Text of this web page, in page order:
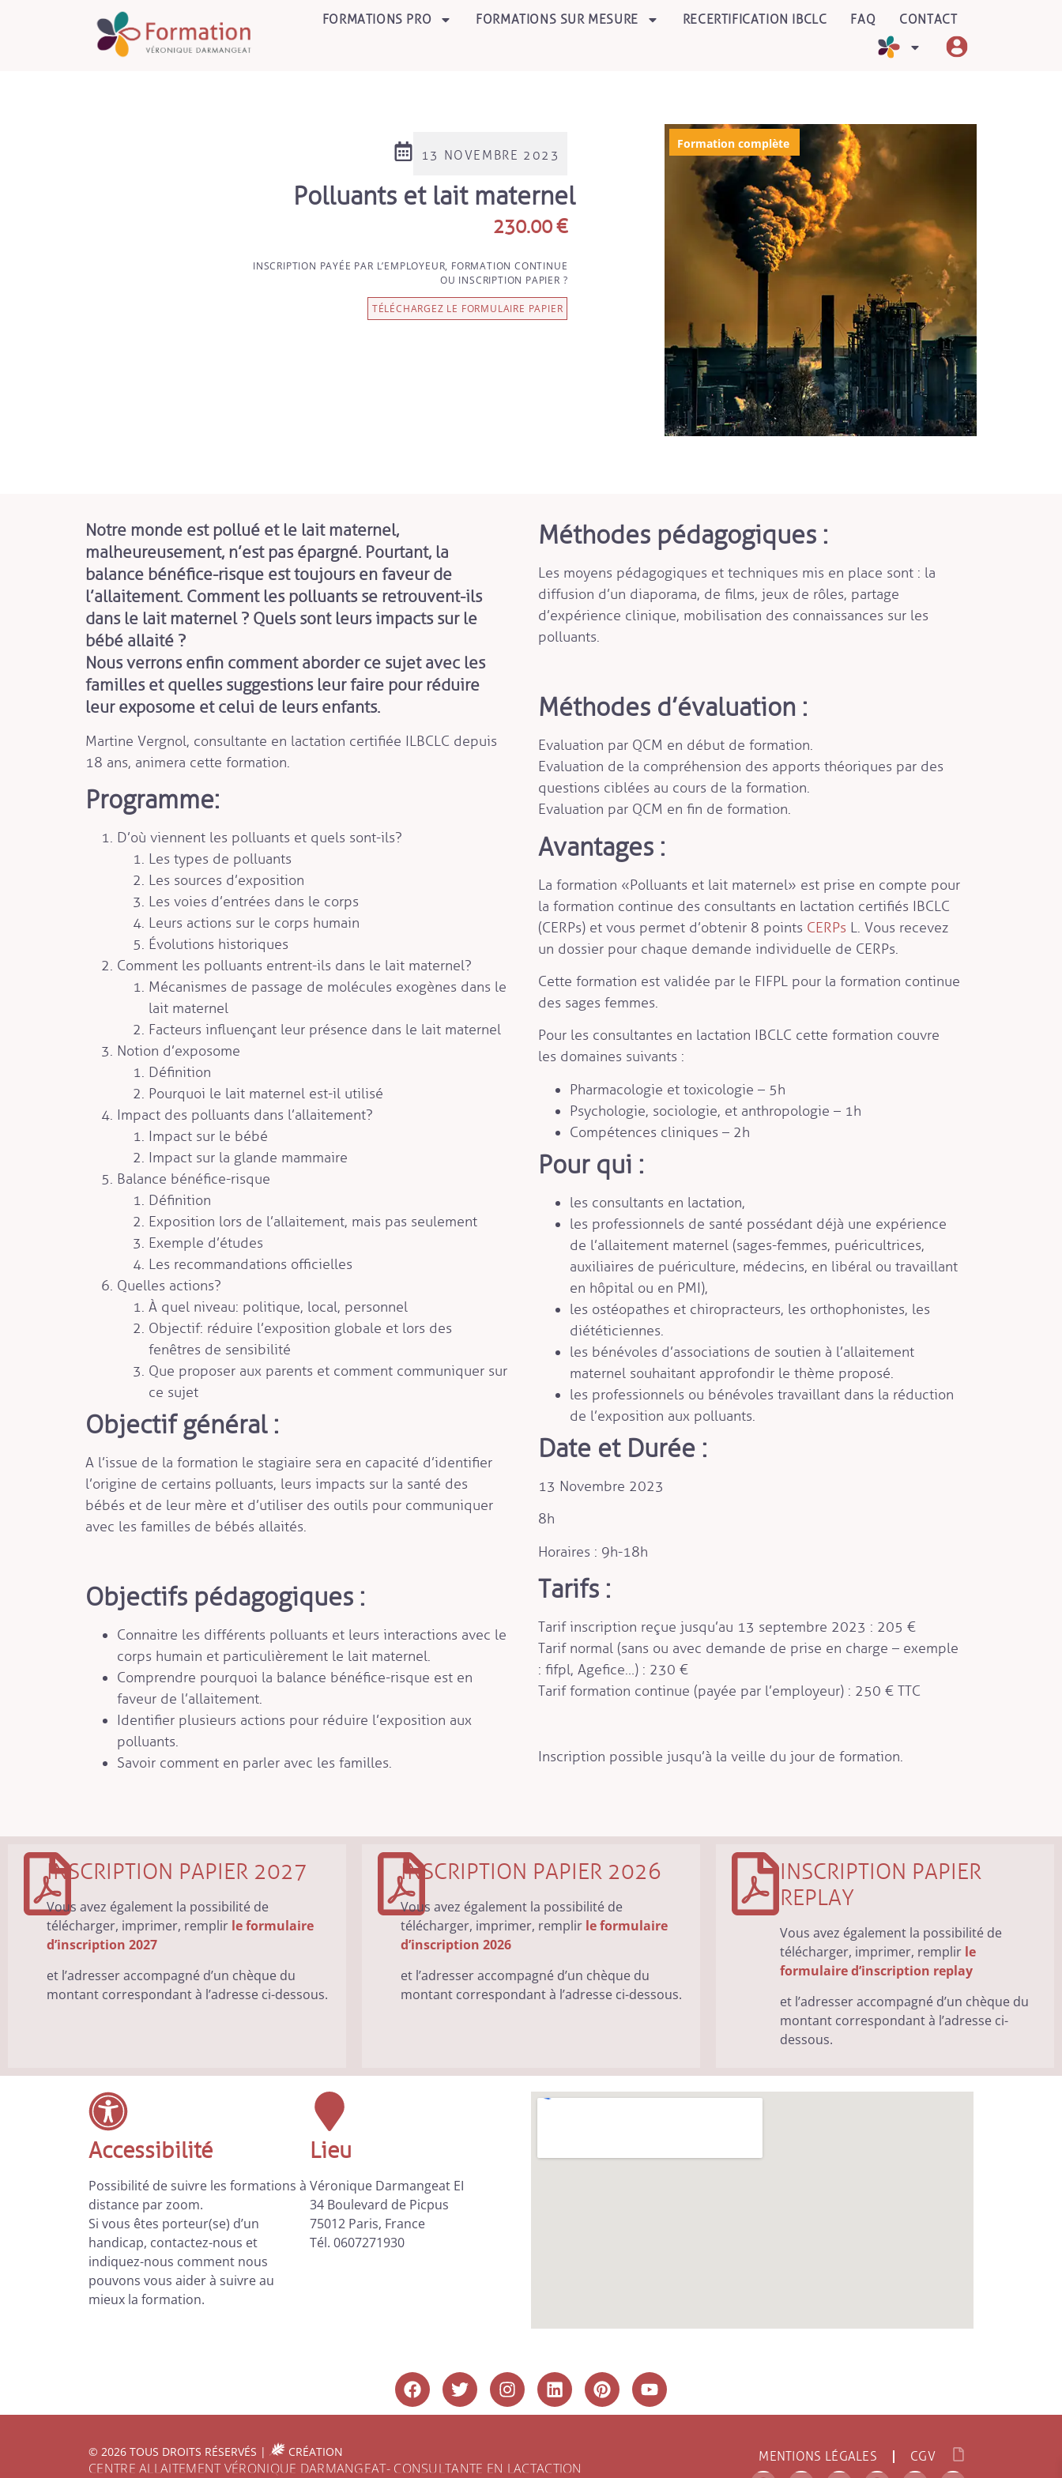
FORMATIONS PRO FORMATIONS SUR MESURE RECERTIFICATION IBCLC FAQ CONTACT
13 NOVEMBRE 2023
Polluants et lait maternel
230.00€
INSCRIPTION PAYÉE PAR L’EMPLOYEUR, FORMATION CONTINUE
OU INSCRIPTION PAPIER ?
TÉLÉCHARGEZ LE FORMULAIRE PAPIER
Formation complète
Notre monde est pollué et le lait maternel,
malheureusement, n’est pas épargné. Pourtant, la
balance bénéfice-risque est toujours en faveur de
l’allaitement. Comment les polluants se retrouvent-ils
dans le lait maternel ? Quels sont leurs impacts sur le
bébé allaité ?
Nous verrons enfin comment aborder ce sujet avec les
familles et quelles suggestions leur faire pour réduire
leur exposome et celui de leurs enfants.
Martine Vergnol, consultante en lactation certifiée ILBCLC depuis
18 ans, animera cette formation.
Programme:
D’où viennent les polluants et quels sont-ils ?
Les types de polluants
Les sources d’exposition
Les voies d’entrées dans le corps
Leurs actions sur le corps humain
Évolutions historiques
Comment les polluants entrent-ils dans le lait maternel ?
Mécanismes de passage de molécules exogènes dans le
lait maternel
Facteurs influençant leur présence dans le lait maternel
Notion d’exposome
Définition
Pourquoi le lait maternel est-il utilisé
Impact des polluants dans l’allaitement ?
Impact sur le bébé
Impact sur la glande mammaire
Balance bénéfice-risque
Définition
Exposition lors de l’allaitement, mais pas seulement
Exemple d’études
Les recommandations officielles
Quelles actions ?
À quel niveau : politique, local, personnel
Objectif : réduire l’exposition globale et lors des
fenêtres de sensibilité
Que proposer aux parents et comment communiquer sur
ce sujet
Objectif général :
A l’issue de la formation le stagiaire sera en capacité d’identifier
l’origine de certains polluants, leurs impacts sur la santé des
bébés et de leur mère et d’utiliser des outils pour communiquer
avec les familles de bébés allaités.
Objectifs pédagogiques :
Connaitre les différents polluants et leurs interactions avec le
corps humain et particulièrement le lait maternel.
Comprendre pourquoi la balance bénéfice-risque est en
faveur de l’allaitement.
Identifier plusieurs actions pour réduire l’exposition aux
polluants.
Savoir comment en parler avec les familles.
Méthodes pédagogiques :
Les moyens pédagogiques et techniques mis en place sont : la
diffusion d’un diaporama, de films, jeux de rôles, partage
d’expérience clinique, mobilisation des connaissances sur les
polluants.
Méthodes d’évaluation :
Evaluation par QCM en début de formation.
Evaluation de la compréhension des apports théoriques par des
questions ciblées au cours de la formation.
Evaluation par QCM en fin de formation.
Avantages :
La formation «Polluants et lait maternel» est prise en compte pour
la formation continue des consultants en lactation certifiés IBCLC
(CERPs) et vous permet d’obtenir 8 points CERPs L. Vous recevez
un dossier pour chaque demande individuelle de CERPs.
Cette formation est validée par le FIFPL pour la formation continue
des sages femmes.
Pour les consultantes en lactation IBCLC cette formation couvre
les domaines suivants :
Pharmacologie et toxicologie – 5h
Psychologie, sociologie, et anthropologie – 1h
Compétences cliniques – 2h
Pour qui :
les consultants en lactation,
les professionnels de santé possédant déjà une expérience
de l’allaitement maternel (sages-femmes, puéricultrices,
auxiliaires de puériculture, médecins, en libéral ou travaillant
en hôpital ou en PMI),
les ostéopathes et chiropracteurs, les orthophonistes, les
diététiciennes.
les bénévoles d’associations de soutien à l’allaitement
maternel souhaitant approfondir le thème proposé.
les professionnels ou bénévoles travaillant dans la réduction
de l’exposition aux polluants.
Date et Durée :
13 Novembre 2023
8h
Horaires : 9h-18h
Tarifs :
Tarif inscription reçue jusqu’au 13 septembre 2023 : 205 €
Tarif normal (sans ou avec demande de prise en charge – exemple
: fifpl, Agefice…) : 230 €
Tarif formation continue (payée par l’employeur) : 250 € TTC
Inscription possible jusqu’à la veille du jour de formation.
INSCRIPTION PAPIER 2027
Vous avez également la possibilité de
télécharger, imprimer, remplir le formulaire
d’inscription 2027
et l’adresser accompagné d’un chèque du
montant correspondant à l’adresse ci-dessous.
INSCRIPTION PAPIER 2026
Vous avez également la possibilité de
télécharger, imprimer, remplir le formulaire
d’inscription 2026
et l’adresser accompagné d’un chèque du
montant correspondant à l’adresse ci-dessous.
INSCRIPTION PAPIER
REPLAY
Vous avez également la possibilité de
télécharger, imprimer, remplir le
formulaire d’inscription replay
et l’adresser accompagné d’un chèque du
montant correspondant à l’adresse ci-
dessous.
Accessibilité
Possibilité de suivre les formations à
distance par zoom.
Si vous êtes porteur(se) d’un
handicap, contactez-nous et
indiquez-nous comment nous
pouvons vous aider à suivre au
mieux la formation.
Lieu
Véronique Darmangeat EI
34 Boulevard de Picpus
75012 Paris, France
Tél. 0607271930
© 2026 TOUS DROITS RÉSERVÉS | CRÉATION
CENTRE ALLAITEMENT VÉRONIQUE DARMANGEAT- CONSULTANTE EN LACTACTION
MENTIONS LÉGALES CGV